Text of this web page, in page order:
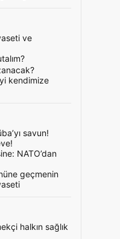
ve
kendimize
savun!
NATO’dan
geçmenin
halkın sağlık